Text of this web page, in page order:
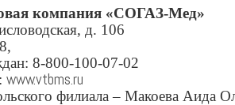
компания «СОГАЗ-Мед»
д. 106
8-800-100-07-02
www.vtbms.ru
филиала – Макоева Аида